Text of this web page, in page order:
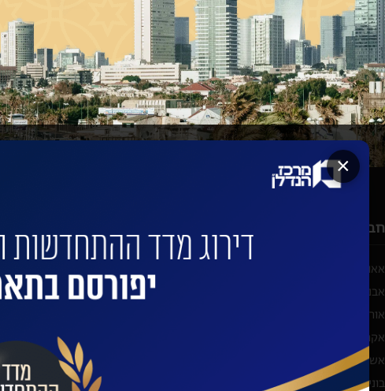
חברות מובילות
אאורה מחדשים את ישראל בע"מ
אבני דרך י.י. בע"מ
אורון נדל"ן מקבוצת אורון אחזקות והשקעות
אקרו
אשטרום מגורים
בוני התיכון
ארנון, תדמור-לוי
עמית, פולק, מטלון ושות’
פישר (.FBC & Co)
×